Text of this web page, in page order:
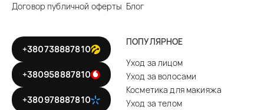
Договор публичной оферты Блог
+380738887810
+380958887810
+380978887810
ПОПУЛЯРНОЕ
Уход за лицом
Уход за волосами
Косметика для макияжа
Уход за телом